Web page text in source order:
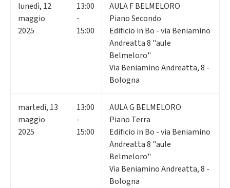
lunedì, 12
maggio
2025
13:00
-
15:00
AULA F BELMELORO
Piano Secondo
Edificio in Bo - via Beniamino
Andreatta 8 "aule
Belmeloro"
Via Beniamino Andreatta, 8 -
Bologna
martedì, 13
maggio
2025
13:00
-
15:00
AULA G BELMELORO
Piano Terra
Edificio in Bo - via Beniamino
Andreatta 8 "aule
Belmeloro"
Via Beniamino Andreatta, 8 -
Bologna